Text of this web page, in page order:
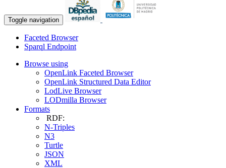
Toggle navigation
Faceted Browser
Sparql Endpoint
Browse using
OpenLink Faceted Browser
OpenLink Structured Data Editor
LodLive Browser
LODmilla Browser
Formats
RDF:
N-Triples
N3
Turtle
JSON
XML